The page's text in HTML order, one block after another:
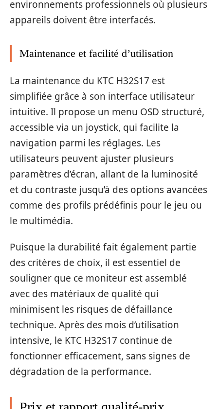
environnements professionnels où plusieurs
appareils doivent être interfacés.
Maintenance et facilité d’utilisation
La maintenance du KTC H32S17 est
simplifiée grâce à son interface utilisateur
intuitive. Il propose un menu OSD structuré,
accessible via un joystick, qui facilite la
navigation parmi les réglages. Les
utilisateurs peuvent ajuster plusieurs
paramètres d’écran, allant de la luminosité
et du contraste jusqu’à des options avancées
comme des profils prédéfinis pour le jeu ou
le multimédia.
Puisque la durabilité fait également partie
des critères de choix, il est essentiel de
souligner que ce moniteur est assemblé
avec des matériaux de qualité qui
minimisent les risques de défaillance
technique. Après des mois d’utilisation
intensive, le KTC H32S17 continue de
fonctionner efficacement, sans signes de
dégradation de la performance.